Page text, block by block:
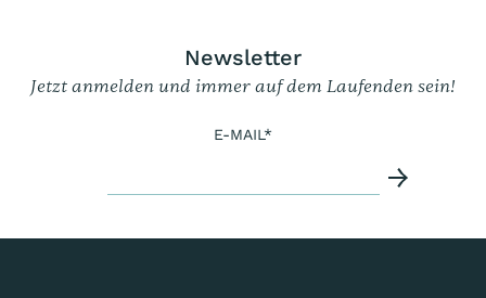
Newsletter
Jetzt anmelden und immer auf dem Laufenden sein!
E-MAIL*